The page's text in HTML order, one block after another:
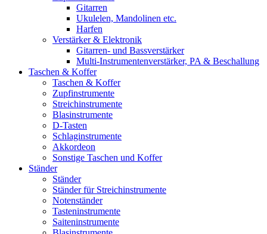
Gitarren
Ukulelen, Mandolinen etc.
Harfen
Verstärker & Elektronik
Gitarren- und Bassverstärker
Multi-Instrumentenverstärker, PA & Beschallung
Taschen & Koffer
Taschen & Koffer
Zupfinstrumente
Streichinstrumente
Blasinstrumente
D-Tasten
Schlaginstrumente
Akkordeon
Sonstige Taschen und Koffer
Ständer
Ständer
Ständer für Streichinstrumente
Notenständer
Tasteninstrumente
Saiteninstrumente